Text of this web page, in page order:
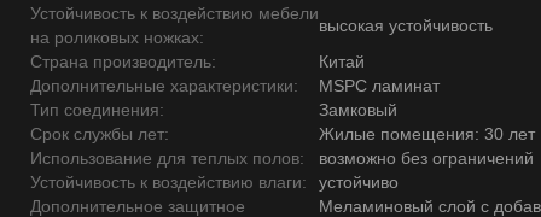
Устойчивость к воздействию мебели
на роликовых ножках:
высокая устойчивость
Страна производитель:
Китай
Дополнительные характеристики:
MSPC ламинат
Тип соединения:
Замковый
Срок службы лет:
Жилые помещения: 30 лет
Использование для теплых полов:
возможно без ограничений
Устойчивость к воздействию влаги:
устойчиво
Дополнительное защитное
Меламиновый слой с